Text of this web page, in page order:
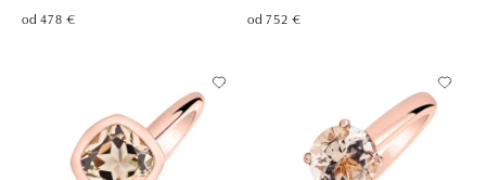
od 478 € od 752 €